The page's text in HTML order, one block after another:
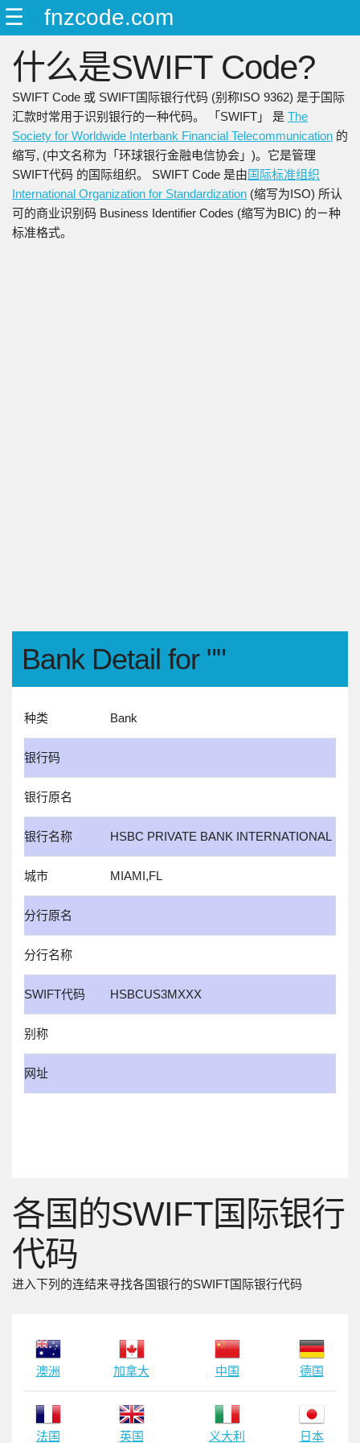
☰ fnzcode.com
日本語
简中
繁中
什么是SWIFT Code?
SWIFT Code 或 SWIFT国际银行代码 (别称ISO 9362) 是于国际
汇款时常用于识别银行的一种代码。 「SWIFT」 是 The
Society for Worldwide Interbank Financial Telecommunication 的
缩写, (中文名称为「环球银行金融电信协会」)。它是管理
SWIFT代码 的国际组织。 SWIFT Code 是由国际标准组织
International Organization for Standardization (缩写为ISO) 所认
可的商业识别码 Business Identifier Codes (缩写为BIC) 的ㄧ种
标准格式。
Bank Detail for ""
种类 Bank
银行码
银行原名
银行名称 HSBC PRIVATE BANK INTERNATIONAL
城市 MIAMI,FL
分行原名
分行名称
SWIFT代码 HSBCUS3MXXX
别称
网址
各国的SWIFT国际银行
代码
进入下列的连结来寻找各国银行的SWIFT国际银行代码
澳洲 加拿大 中国 德国
法国 英国 义大利 日本